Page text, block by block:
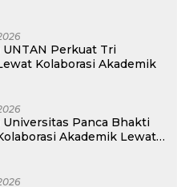
UNTAN Perkuat Tri
Kolaborasi Akademik
Universitas Panca Bhakti
Akademik Lewat